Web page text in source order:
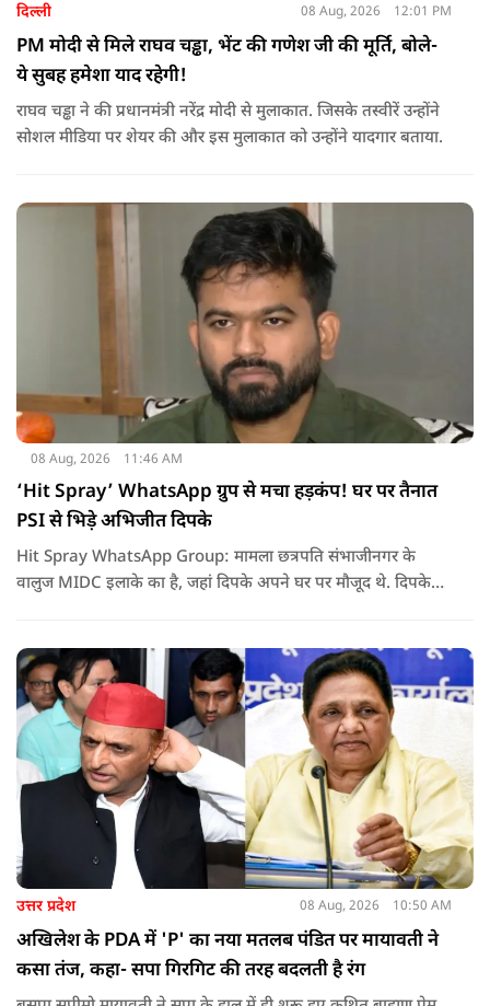
दिल्ली 08 Aug, 2026 12:01 PM
PM मोदी से मिले राघव चड्ढा, भेंट की गणेश जी की मूर्ति, बोले-
ये सुबह हमेशा याद रहेगी!
राघव चड्ढा ने की प्रधानमंत्री नरेंद्र मोदी से मुलाकात. जिसके तस्वीरें उन्होंने
सोशल मीडिया पर शेयर की और इस मुलाकात को उन्होंने यादगार बताया.
08 Aug, 2026 11:46 AM
‘Hit Spray’ WhatsApp ग्रुप से मचा हड़कंप! घर पर तैनात
PSI से भिड़े अभिजीत दिपके
Hit Spray WhatsApp Group: मामला छत्रपति संभाजीनगर के
वालुज MIDC इलाके का है, जहां दिपके अपने घर पर मौजूद थे. दिपके
को लेकर दिपके की पुलिस अधिकारी से तीखी बहस हो गई.
उत्तर प्रदेश 08 Aug, 2026 10:50 AM
अखिलेश के PDA में 'P' का नया मतलब पंडित पर मायावती ने
कसा तंज, कहा- सपा गिरगिट की तरह बदलती है रंग